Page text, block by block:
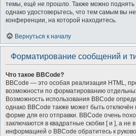
темы, ещё не прошло. Также можно поднять
однако удостоверьтесь, что тем самым вы
конференции, на которой находитесь.
Вернуться к началу
Форматирование сообщений и
Что такое BBCode?
BBCode — это особая реализация HTML,
возможности по форматированию
Возможность использования BBCode
однако BBCode также может быть
форме для его отправки. BBCode очень
заключаются в квадратные скобки [ и ], а не
информацией о BBCode обратитесь к